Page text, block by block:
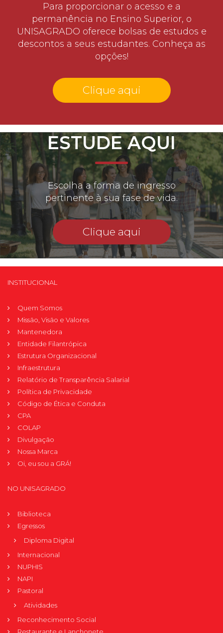
Para proporcionar o acesso e a
permanência no Ensino Superior, o
UNISAGRADO oferece bolsas de estudos e
descontos a seus estudantes. Conheça as
opções!
Clique aqui
ESTUDE AQUI
Escolha a forma de ingresso
pertinente à sua fase de vida.
Clique aqui
INSTITUCIONAL
Quem Somos
Missão, Visão e Valores
Mantenedora
Entidade Filantrópica
Estrutura Organizacional
Infraestrutura
Relatório de Transparência Salarial
Política de Privacidade
Código de Ética e Conduta
CPA
COLAP
Divulgação
Nossa Marca
Oi, eu sou a GRÁ!
NO UNISAGRADO
Biblioteca
Egressos
Diploma Digital
Internacional
NUPHIS
NAPI
Pastoral
Atividades
Reconhecimento Social
Restaurante e Lanchonete